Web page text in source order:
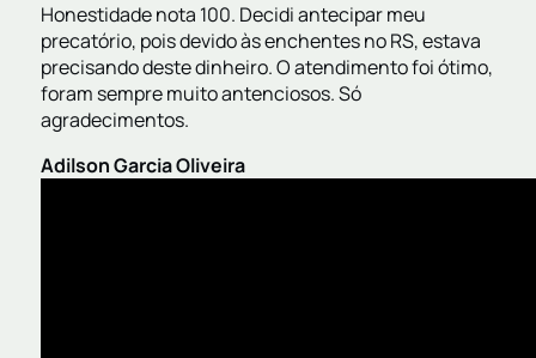
Honestidade nota 100. Decidi antecipar meu
precatório, pois devido às enchentes no RS, estava
precisando deste dinheiro. O atendimento foi ótimo,
foram sempre muito antenciosos. Só
agradecimentos.
Adilson Garcia Oliveira